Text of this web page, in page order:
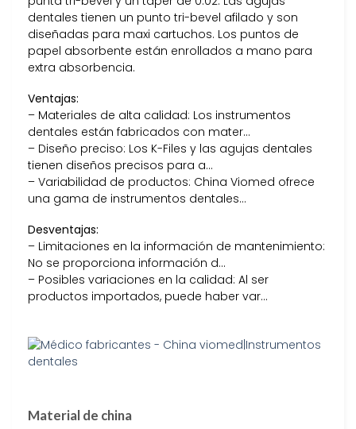
dentales tienen un punto tri-bevel afilado y son
diseñadas para maxi cartuchos. Los puntos de
papel absorbente están enrollados a mano para
extra absorbencia.
Ventajas:
– Materiales de alta calidad: Los instrumentos
dentales están fabricados con mater…
– Diseño preciso: Los K-Files y las agujas dentales
tienen diseños precisos para a…
– Variabilidad de productos: China Viomed ofrece
una gama de instrumentos dentales…
Desventajas:
– Limitaciones en la información de mantenimiento:
No se proporciona información d…
– Posibles variaciones en la calidad: Al ser
productos importados, puede haber var…
Material de china